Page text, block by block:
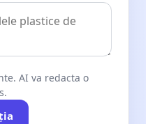
AI va redacta o